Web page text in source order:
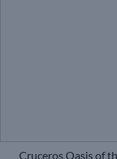
Cruceros Oasis of